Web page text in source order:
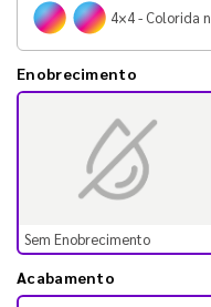
4×4 - Colorida
Enobrecimento
Sem Enobrecimento
Acabamento